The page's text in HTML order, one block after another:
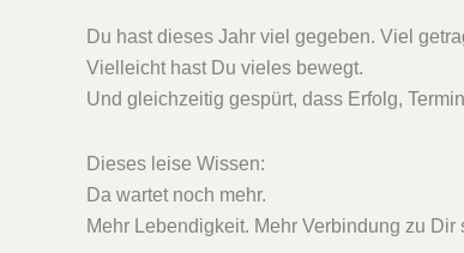
Du hast dieses Jahr viel gegeben. Viel
Vielleicht hast Du vieles bewegt.
Und gleichzeitig gespürt, dass Erfolg,
Dieses leise Wissen:
Da wartet noch mehr.
Mehr Lebendigkeit. Mehr Verbindung zu